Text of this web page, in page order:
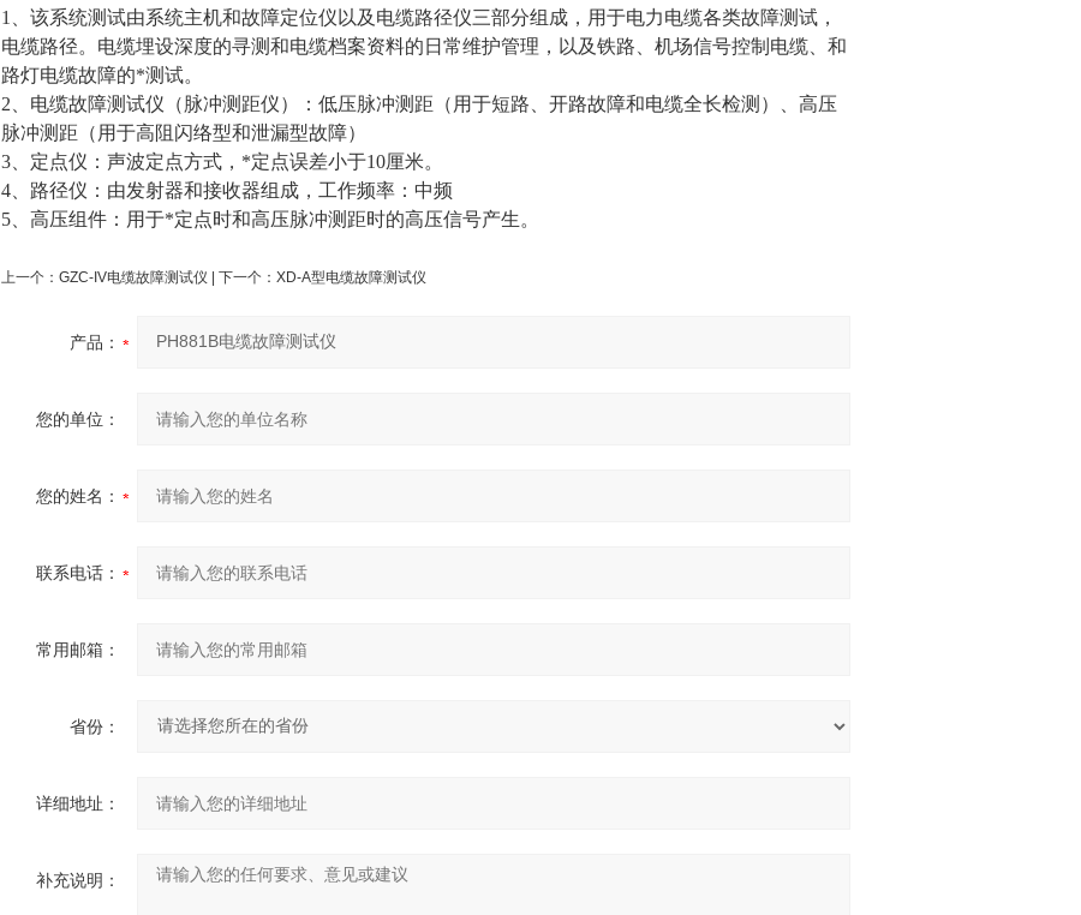
1、该系统测试由系统主机和故障定位仪以及电缆路径仪三部分组成，用于电力电缆各类故障测试，
电缆路径。电缆埋设深度的寻测和电缆档案资料的日常维护管理，以及铁路、机场信号控制电缆、和
路灯电缆故障的*测试。
2、电缆故障测试仪（脉冲测距仪）：低压脉冲测距（用于短路、开路故障和电缆全长检测）、高压
脉冲测距（用于高阻闪络型和泄漏型故障）
3、定点仪：声波定点方式，*定点误差小于10厘米。
4、路径仪：由发射器和接收器组成，工作频率：中频
5、高压组件：用于*定点时和高压脉冲测距时的高压信号产生。
上一个： GZC-IV电缆故障测试仪 | 下一个： XD-A型电缆故障测试仪
产品：
您的单位：
您的姓名：
联系电话：
常用邮箱：
省份：
详细地址：
补充说明：